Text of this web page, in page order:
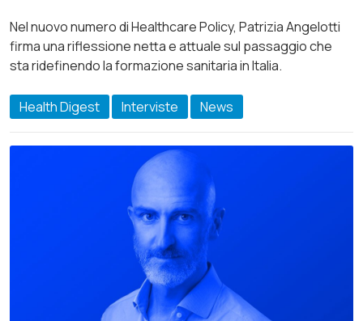
Nel nuovo numero di Healthcare Policy, Patrizia Angelotti
firma una riflessione netta e attuale sul passaggio che
sta ridefinendo la formazione sanitaria in Italia.
Health Digest Interviste News